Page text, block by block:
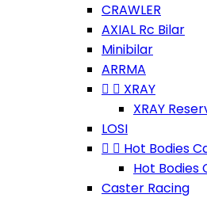
CRAWLER
AXIAL Rc Bilar
Minibilar
ARRMA
  XRAY
XRAY
LOSI
  Hot Bodies
Hot Bodies
Caster Racing